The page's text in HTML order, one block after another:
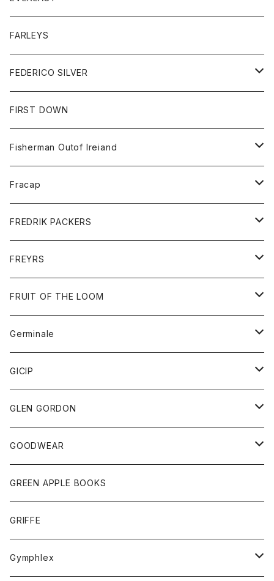
シャツ
セーター
ボトム
ショートパンツ
パンツ
レディース
コート
ジャケット
Tシャツ
ボトム
トップス
ジャケット
スエットシャツ
ボトム
スエットパンツ
グッズ
帽子
FARLEYS
FEDERICO SILVER
アクセサリー
FIRST DOWN
Fisherman Outof Ireiand
ニット
Fracap
グッズ
靴
FREDRIK PACKERS
アクセサリー
バッグ
FREYRS
サングラス
FRUIT OF THE LOOM
アウター
パーカー
グッズ
ネクタイ
チーフ
トップス
シャツ
タンクトップ
ボトム
ショートパンツ
スカート
レディース
スカート
Tシャツ
Germinale
靴
サンダル
GICIP
トップス
Tシャツ
GLEN GORDON
グッズ
手袋
GOODWEAR
トップス
Tシャツ
GREEN APPLE BOOKS
GRIFFE
Gymphlex